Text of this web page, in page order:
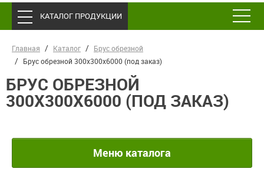
КАТАЛОГ ПРОДУКЦИИ
Главная Каталог
Брус обрезной
Брус обрезной 300х300х6000 (под заказ)
БРУС ОБРЕЗНОЙ
300Х300Х6000 (ПОД ЗАКАЗ)
Меню каталога